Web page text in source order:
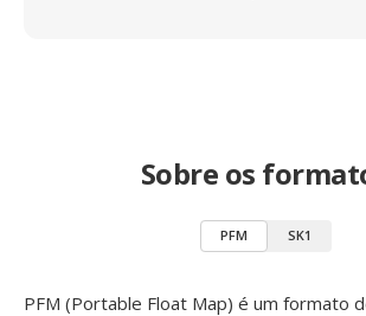
Sobre os
PFM SK1
PFM (Portable Float Map) é um formato